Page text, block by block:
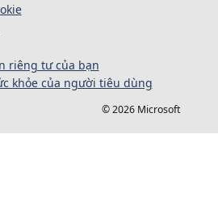
riêng tư của bạn
khỏe của người tiêu dùng
© 2026 Microsoft